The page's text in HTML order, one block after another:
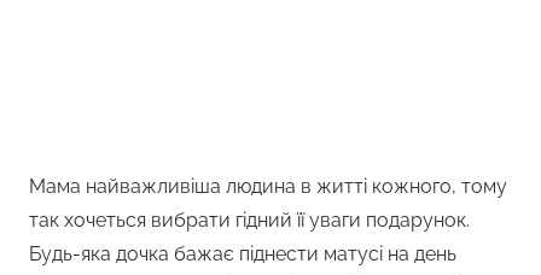
Мама найважливіша людина в житті кожного, тому
так хочеться вибрати гідний її уваги подарунок.
Будь-яка дочка бажає піднести матусі на день